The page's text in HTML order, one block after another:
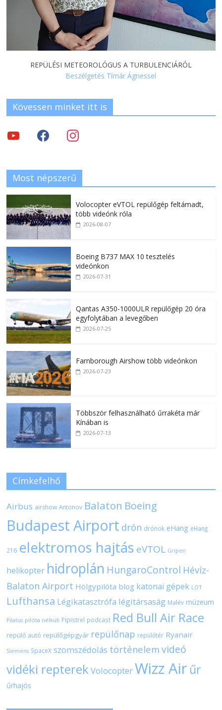
REPÜLÉSI METEOROLÓGUS A TURBULENCIÁRÓL
Beszélgetés Tímár Ágnessel
Kövessen minket itt is
Most népszerű
Volocopter eVTOL repülőgép feltámadt,
több videónk róla
2026-08-07
Boeing B737 MAX 10 tesztelés
videónkon
2026-07-31
Qantas A350-1000ULR repülőgép 20 óra
egyfolytában a levegőben
2026-07-25
Farnborough Airshow több videónkon
2026-07-23
Többször felhasználható űrrakéta már
Kínában is
2026-07-13
Címkefelhő
Airbus airshow Antonov Balaton Boeing
Budapest Airport drón drónok eHang eHang
216 elektromos hajtás eVTOL Gripen
helikopter hidroplán HungaroControl Hévíz-
Balaton Airport Hölgypilóta blog katonai gépek LOT
Lufthansa Légikatasztrófa légitársaság Malév múzeum
Pilatus pilóta nélküli Pipistrel podcast Red Bull Air Race
repülő autó repülőgépgyár repülőnap repülőtér Ryanair
Siemens SpaceX szomszédolás történelem videó
vidéki repterek VolocopterWizz Air űr
űrhajós